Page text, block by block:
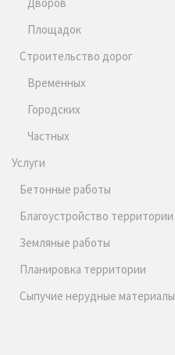
Площадок
Строительство дорог
Временных
Городских
Частных
Услуги
Бетонные работы
Благоустройство территории
Земляные работы
Планировка территории
Сыпучие нерудные материалы